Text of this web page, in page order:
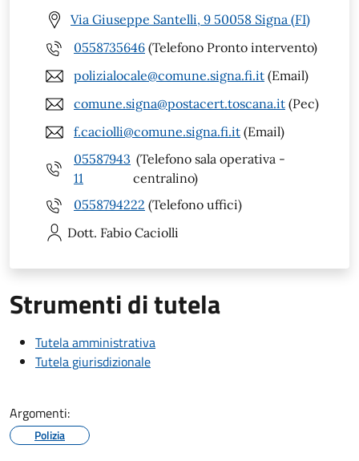
Via Giuseppe Santelli, 9 50058 Signa (FI)
0558735646 (Telefono Pronto intervento)
polizialocale@comune.signa.fi.it (Email)
comune.signa@postacert.toscana.it (Pec)
f.caciolli@comune.signa.fi.it (Email)
05587943
11
(Telefono sala operativa -
centralino)
0558794222 (Telefono uffici)
Dott. Fabio Caciolli
Strumenti di tutela
Tutela amministrativa
Tutela giurisdizionale
Argomenti:
Polizia